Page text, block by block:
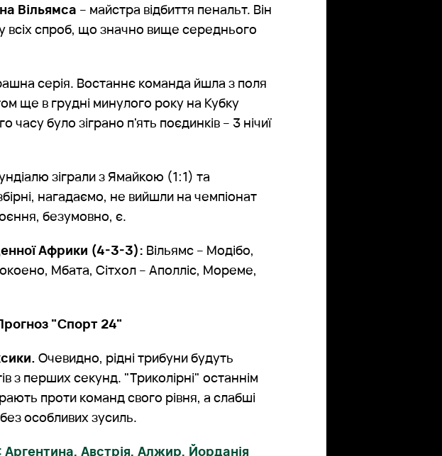
Вільямса – майстра відбиття пенальт. Він
всіх спроб, що значно вище середнього
серія. Востаннє команда йшла з поля
ще в грудні минулого року на Кубку
часу було зіграно п'ять поєдинків – 3 нічиї
зіграли з Ямайкою (1:1) та
нагадаємо, не вийшли на чемпіонат
безумовно, є.
Африки (4-3-3): Вільямс – Модібо,
Мбата, Сітхол – Аполліс, Мореме,
"Спорт 24"
Очевидно, рідні трибуни будуть
з перших секунд. "Триколірні" останнім
проти команд свого рівня, а слабші
особливих зусиль.
Австрія, Алжир, Йорданія